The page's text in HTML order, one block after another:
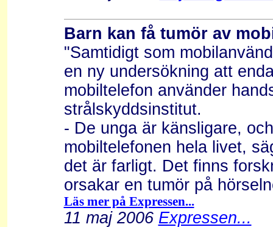
Barn kan få tumör av
"Samtidigt som
en ny undersökning att
mobiltelefon använder
strålskyddsinstitut.
- De unga är känsligare,
mobiltelefonen hela livet,
det är farligt. Det finns
orsakar en tumör på
Läs mer på Expressen...
11 maj 2006 Expressen...